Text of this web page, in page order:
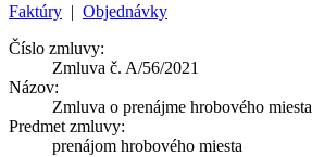
Faktúry | Objednávky
Číslo zmluvy:
Zmluva č. A/56/2021
Názov:
Zmluva o prenájme hrobového miesta
Predmet zmluvy:
prenájom hrobového miesta